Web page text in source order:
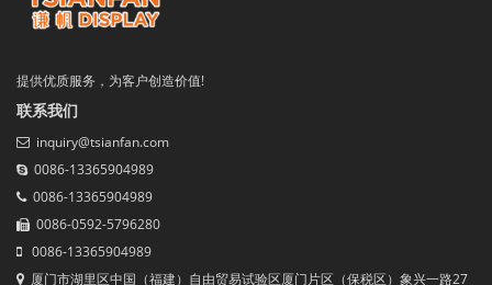
提供优质服务，为客户创造价值!
联系我们
inquiry@tsianfan.com
0086-13365904989
0086-13365904989
0086-0592-5796280
0086-13365904989
厦门市湖里区中国（福建）自由贸易试验区厦门片区（保税区）象兴一路27